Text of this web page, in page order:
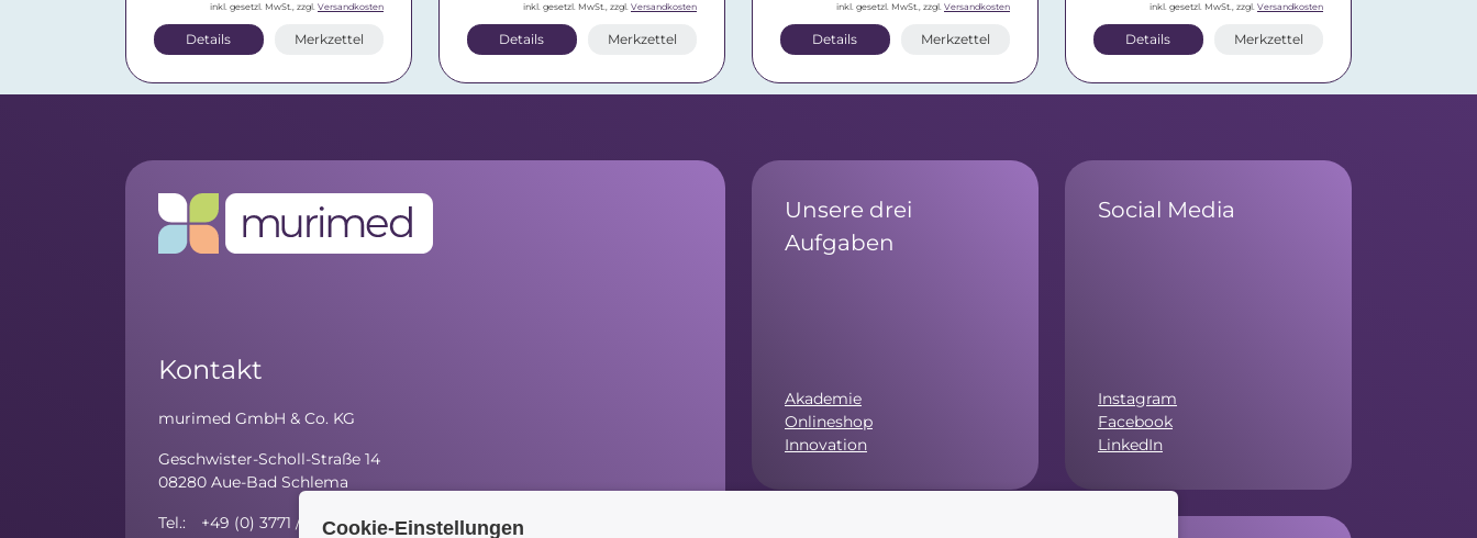
inkl. gesetzl. MwSt., zzgl. Versandkosten
Details Merkzettel
inkl. gesetzl. MwSt., zzgl. Versandkosten
Details Merkzettel
inkl. gesetzl. MwSt., zzgl. Versandkosten
Details Merkzettel
inkl. gesetzl. MwSt., zzgl. Versandkosten
Details Merkzettel
Kontakt
murimed GmbH & Co. KG
Geschwister-Scholl-Straße 14
08280 Aue-Bad Schlema
Tel.: +49 (0) 3771 / 59 81 - 10
Unsere drei
Aufgaben
Akademie
Onlineshop
Innovation
Social Media
Instagram
Facebook
LinkedIn
Cookie-Einstellungen